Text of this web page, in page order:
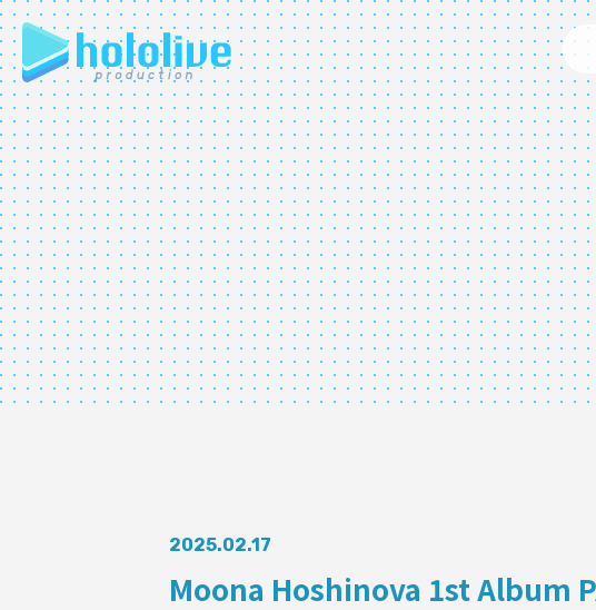
EN
JP
ABOUT
TALENT
NEWS
AUDITION
2025.02.17
Moona Hoshinova 1st Album